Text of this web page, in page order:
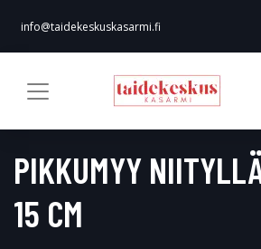
info@taidekeskuskasarmi.fi
PIKKUMYY
15 CM